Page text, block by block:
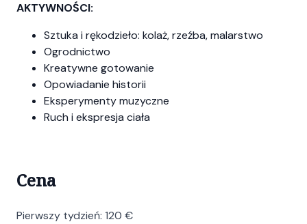
AKTYWNOŚCI:
Sztuka i rękodzieło: kolaż, rzeźba, malarstwo
Ogrodnictwo
Kreatywne gotowanie
Opowiadanie historii
Eksperymenty muzyczne
Ruch i ekspresja ciała
Cena
Pierwszy tydzień: 120 €